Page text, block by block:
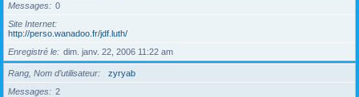
Messages
0
Site Internet
http://perso.wanadoo.fr/jdf.luth/
Enregistré le
dim. janv. 22, 2006 11:22 am
Rang, Nom d’utilisateur
zyryab
Messages
2